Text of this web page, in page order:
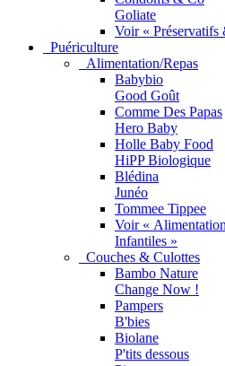
Goliate
Voir « Préservatifs
Puériculture
Alimentation/Repas
Babybio
Good Goût
Comme Des Papas
Hero Baby
Holle Baby Food
HiPP Biologique
Blédina
Junéo
Tommee Tippee
Voir «
Infantiles »
Couches & Culottes
Bambo Nature
Change Now !
Pampers
B'bies
Biolane
P'tits dessous